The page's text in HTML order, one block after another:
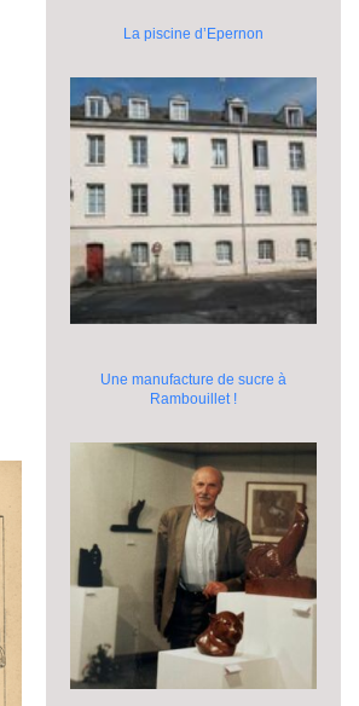
La piscine d’Epernon
Une manufacture de sucre à
Rambouillet !